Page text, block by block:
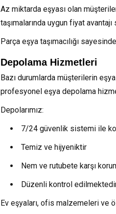
Az miktarda eşyası olan
taşımalarında uygun fiyat avantajı
Parça eşya taşımacılığı
Depolama Hizmetleri
Bazı durumlarda müşterilerin
profesyonel eşya depolama
Depolarımız:
7/24 güvenlik sistemi ile
Temiz ve hijyeniktir
Nem ve rutubete karşı
Düzenli kontrol
Ev eşyaları, ofis malzemeleri ve